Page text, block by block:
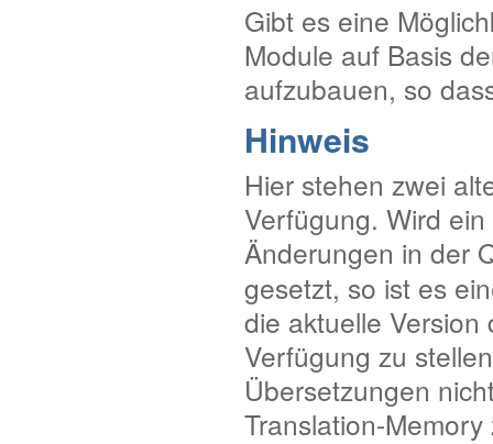
Gibt es eine
Module auf Basis
aufzubauen, so
Hinweis
Hier stehen zwei
Verfügung. Wird
Änderungen in der
gesetzt, so ist es
die aktuelle
Verfügung zu
Übersetzungen
Translation-